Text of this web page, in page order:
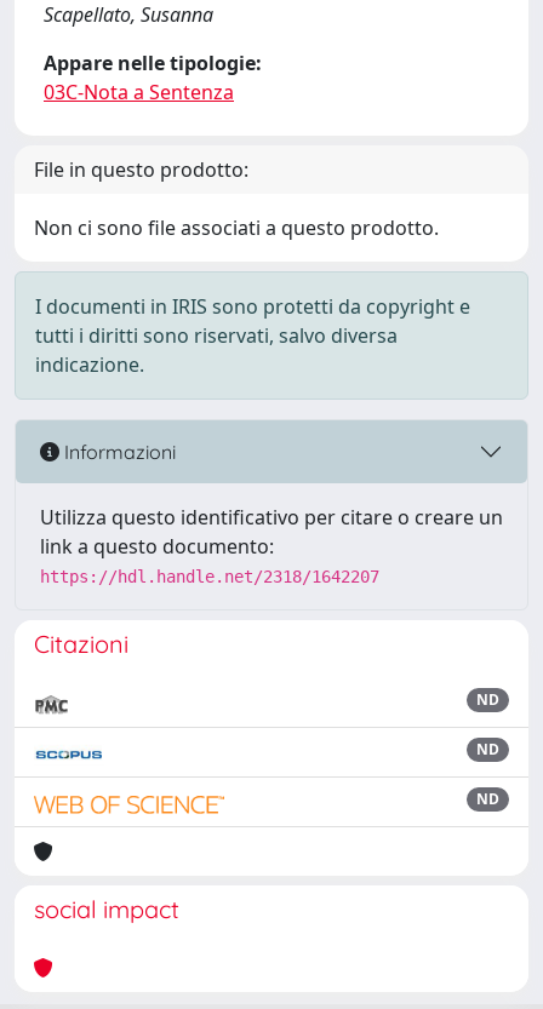
Scapellato, Susanna
Appare nelle tipologie:
03C-Nota a Sentenza
File in questo prodotto:
Non ci sono file associati a questo prodotto.
I documenti in IRIS sono protetti da copyright e
tutti i diritti sono riservati, salvo diversa
indicazione.
Informazioni
Utilizza questo identificativo per citare o creare un
link a questo documento:
https://hdl.handle.net/2318/1642207
Citazioni
ND
ND
ND
social impact